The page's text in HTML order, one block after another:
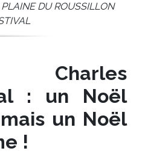
PLAINE DU ROUSSILLON
: un Noël
un Noël
!